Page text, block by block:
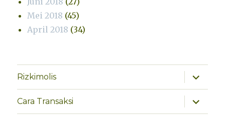
Mei 2018 (45)
April 2018 (34)
Rizkimolis
perlebar
menu
anak
Cara Transaksi
perlebar
menu
anak